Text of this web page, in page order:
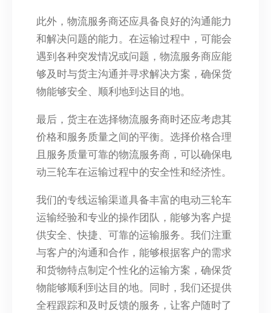
此外，物流服务商还应具备良好的沟通能力
和解决问题的能力。在运输过程中，可能会
遇到各种突发情况或问题，物流服务商应能
够及时与货主沟通并寻求解决方案，确保货
物能够安全、顺利地到达目的地。
最后，货主在选择物流服务商时还应考虑其
价格和服务质量之间的平衡。选择价格合理
且服务质量可靠的物流服务商，可以确保电
动三轮车在运输过程中的安全性和经济性。
我们的专线运输渠道具备丰富的电动三轮车
运输经验和专业的操作团队，能够为客户提
供安全、快捷、可靠的运输服务。我们注重
与客户的沟通和合作，能够根据客户的需求
和货物特点制定个性化的运输方案，确保货
物能够顺利到达目的地。同时，我们还提供
全程跟踪和及时反馈的服务，让客户随时了